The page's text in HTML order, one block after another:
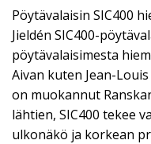
Pöytävalaisin SIC400
Jieldén SIC400-
pöytävalaisimesta
Aivan kuten Jean-
on muokannut
lähtien, SIC400 tekee
ulkonäkö ja korkean